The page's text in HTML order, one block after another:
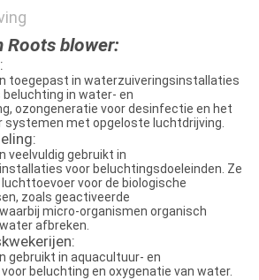
Roots blower:
toegepast in waterzuiveringsinstallaties
in water- en
ozongeneratie voor desinfectie en het
systemen met opgeloste luchtdrijving.
veelvuldig gebruikt in
voor beluchtingsdoeleinden. Ze
luchttoevoer voor de biologische
zoals geactiveerde
micro-organismen organisch
afbreken.
gebruikt in aquacultuur- en
beluchting en oxygenatie van water.